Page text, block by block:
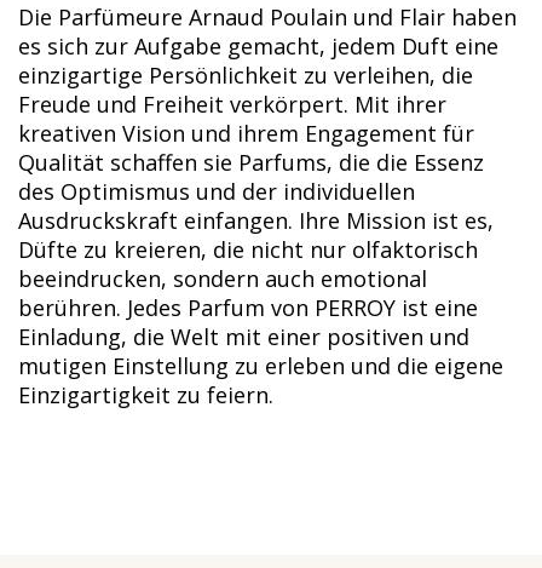
Die Parfümeure Arnaud Poulain und Flair haben
es sich zur Aufgabe gemacht, jedem Duft eine
einzigartige Persönlichkeit zu verleihen, die
Freude und Freiheit verkörpert. Mit ihrer
kreativen Vision und ihrem Engagement für
Qualität schaffen sie Parfums, die die Essenz
des Optimismus und der individuellen
Ausdruckskraft einfangen. Ihre Mission ist es,
Düfte zu kreieren, die nicht nur olfaktorisch
beeindrucken, sondern auch emotional
berühren. Jedes Parfum von PERROY ist eine
Einladung, die Welt mit einer positiven und
mutigen Einstellung zu erleben und die eigene
Einzigartigkeit zu feiern.